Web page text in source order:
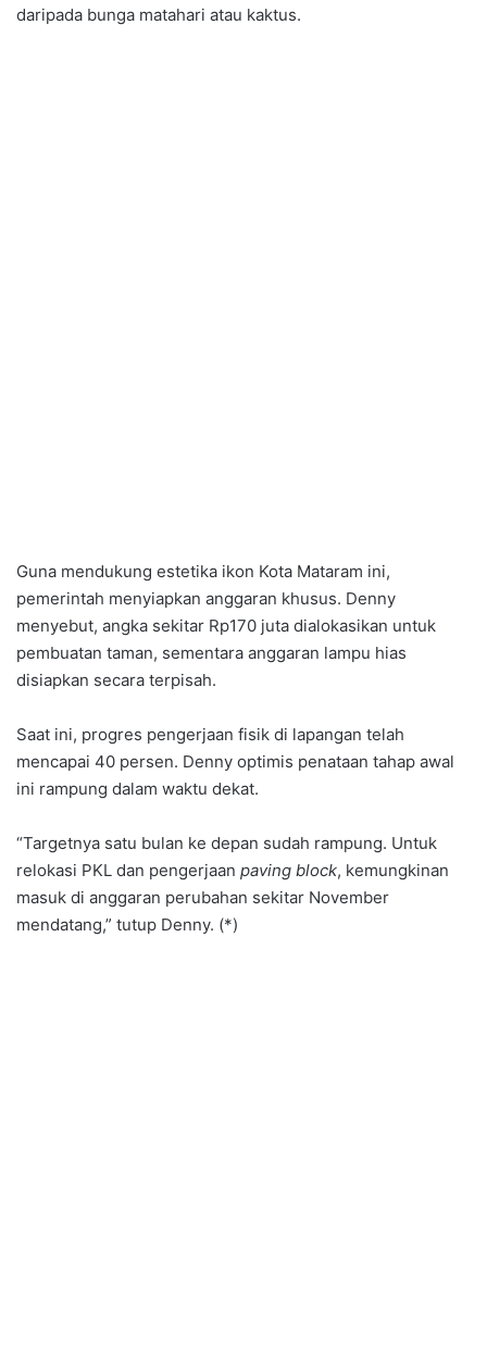
daripada bunga matahari atau kaktus.
Guna mendukung estetika ikon Kota Mataram ini,
pemerintah menyiapkan anggaran khusus. Denny
menyebut, angka sekitar Rp170 juta dialokasikan untuk
pembuatan taman, sementara anggaran lampu hias
disiapkan secara terpisah.
Saat ini, progres pengerjaan fisik di lapangan telah
mencapai 40 persen. Denny optimis penataan tahap awal
ini rampung dalam waktu dekat.
“Targetnya satu bulan ke depan sudah rampung. Untuk
relokasi PKL dan pengerjaan paving block, kemungkinan
masuk di anggaran perubahan sekitar November
mendatang,” tutup Denny. (*)